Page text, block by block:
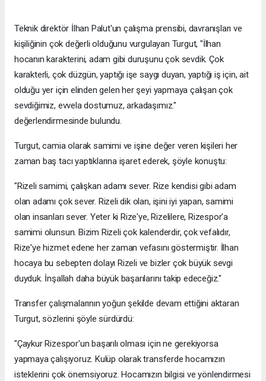
Teknik direktör İlhan Palut'un çalışma prensibi, davranışları ve
kişiliğinin çok değerli olduğunu vurgulayan Turgut, "İlhan
hocanın karakterini, adam gibi duruşunu çok sevdik. Çok
karakterli, çok düzgün, yaptığı işe saygı duyan, yaptığı iş için, ait
olduğu yer için elinden gelen her şeyi yapmaya çalışan çok
sevdiğimiz, evvela dostumuz, arkadaşımız."
değerlendirmesinde bulundu.
Turgut, camia olarak samimi ve işine değer veren kişileri her
zaman baş tacı yaptıklarına işaret ederek, şöyle konuştu:
"Rizeli samimi, çalışkan adamı sever. Rize kendisi gibi adam
olan adamı çok sever. Rizeli dik olan, işini iyi yapan, samimi
olan insanları sever. Yeter ki Rize'ye, Rizelilere, Rizespor'a
samimi olunsun. Bizim Rizeli çok kalenderdir, çok vefalıdır,
Rize'ye hizmet edene her zaman vefasını göstermiştir. İlhan
hocaya bu sebepten dolayı Rizeli ve bizler çok büyük sevgi
duyduk. İnşallah daha büyük başarılarını takip edeceğiz."
Transfer çalışmalarının yoğun şekilde devam ettiğini aktaran
Turgut, sözlerini şöyle sürdürdü:
"Çaykur Rizespor'un başarılı olması için ne gerekiyorsa
yapmaya çalışıyoruz. Kulüp olarak transferde hocamızın
isteklerini çok önemsiyoruz. Hocamızın bilgisi ve yönlendirmesi